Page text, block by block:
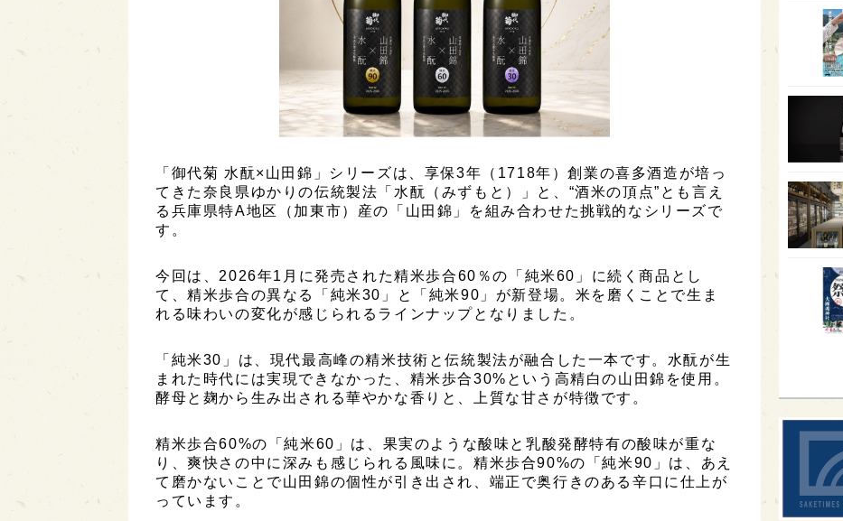
「御代菊 水酛×山田錦」シリーズは、享保3年（1718年）創業の喜多酒造が培っ
てきた奈良県ゆかりの伝統製法「水酛（みずもと）」と、“酒米の頂点”とも言え
る兵庫県特A地区（加東市）産の「山田錦」を組み合わせた挑戦的なシリーズで
す。
今回は、2026年1月に発売された精米歩合60％の「純米60」に続く商品とし
て、精米歩合の異なる「純米30」と「純米90」が新登場。米を磨くことで生ま
れる味わいの変化が感じられるラインナップとなりました。
「純米30」は、現代最高峰の精米技術と伝統製法が融合した一本です。水酛が生
まれた時代には実現できなかった、精米歩合30%という高精白の山田錦を使用。
酵母と麹から生み出される華やかな香りと、上質な甘さが特徴です。
精米歩合60%の「純米60」は、果実のような酸味と乳酸発酵特有の酸味が重な
り、爽快さの中に深みも感じられる風味に。精米歩合90%の「純米90」は、あえ
て磨かないことで山田錦の個性が引き出され、端正で奥行きのある辛口に仕上が
っています。
4
4
オーストラ
SAKEの時
全蔵めぐり
群馬県 1
イギリス
歌舞伎町